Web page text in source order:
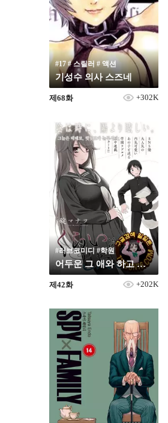
#17 # 스릴러 # 액션
기성수 의사 스즈네
제68화 +302K
#러브코미디 #학원
어두운 그 애와 하고 싶은 것
제42화 +202K